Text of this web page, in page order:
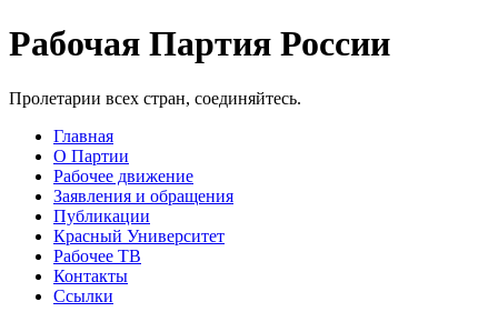
Рабочая Партия России
Пролетарии всех стран, соединяйтесь.
Главная
О Партии
Рабочее движение
Заявления и обращения
Публикации
Красный Университет
Рабочее ТВ
Контакты
Ссылки